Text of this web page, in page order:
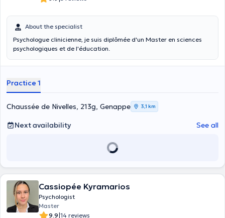
About the specialist
Psychologue clinicienne, je suis diplômée d'un Master en sciences
psychologiques et de l'éducation.
Practice 1
Chaussée de Nivelles, 213g, Genappe 3,1 km
Next availability See all
Cassiopée Kyramarios
Psychologist
Master
9.9|14 reviews